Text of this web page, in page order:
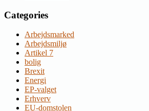
Categories
Arbejdsmarked
Arbejdsmiljø
Artikel 7
bolig
Brexit
Energi
EP-valget
Erhverv
EU-domstolen